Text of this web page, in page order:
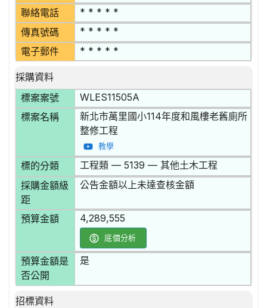
聯絡電話 * * * * *
傳真號碼 * * * * *
電子郵件 * * * * *
採購資料
標案案號
WLES11505A
標案名稱
新北市萬里國小114年度和風樓老舊廁所
整修工程
教學
標的分類 工程類 — 5139 — 其他土木工程
採購金額級
距
公告金額以上未達查核金額
預算金額 4,289,555
底價分析
預算金額是
否公開
是
招標資料